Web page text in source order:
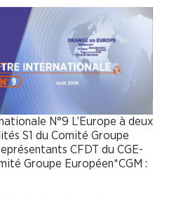
N°9 L’Europe à deux
S1 du Comité Groupe
CFDT du CGE-
Groupe Européen*CGM :